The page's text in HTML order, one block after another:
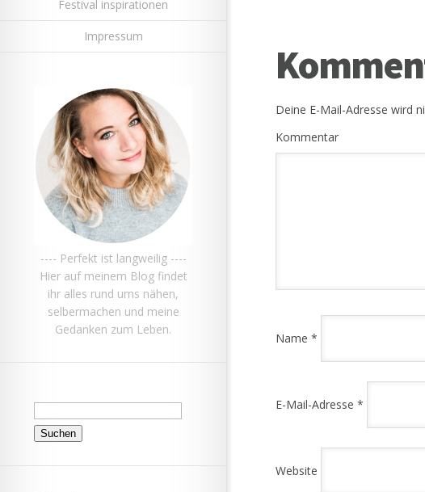
Festival inspirationen
Impressum
---- Perfekt ist langweilig ----
Hier auf meinem Blog findet
ihr alles rund ums nähen,
selbermachen und meine
Gedanken zum Leben.
Suchen
nach:
Deine E-Mail-Adresse wird
Kommentar
Name *
E-Mail-Adresse *
Website